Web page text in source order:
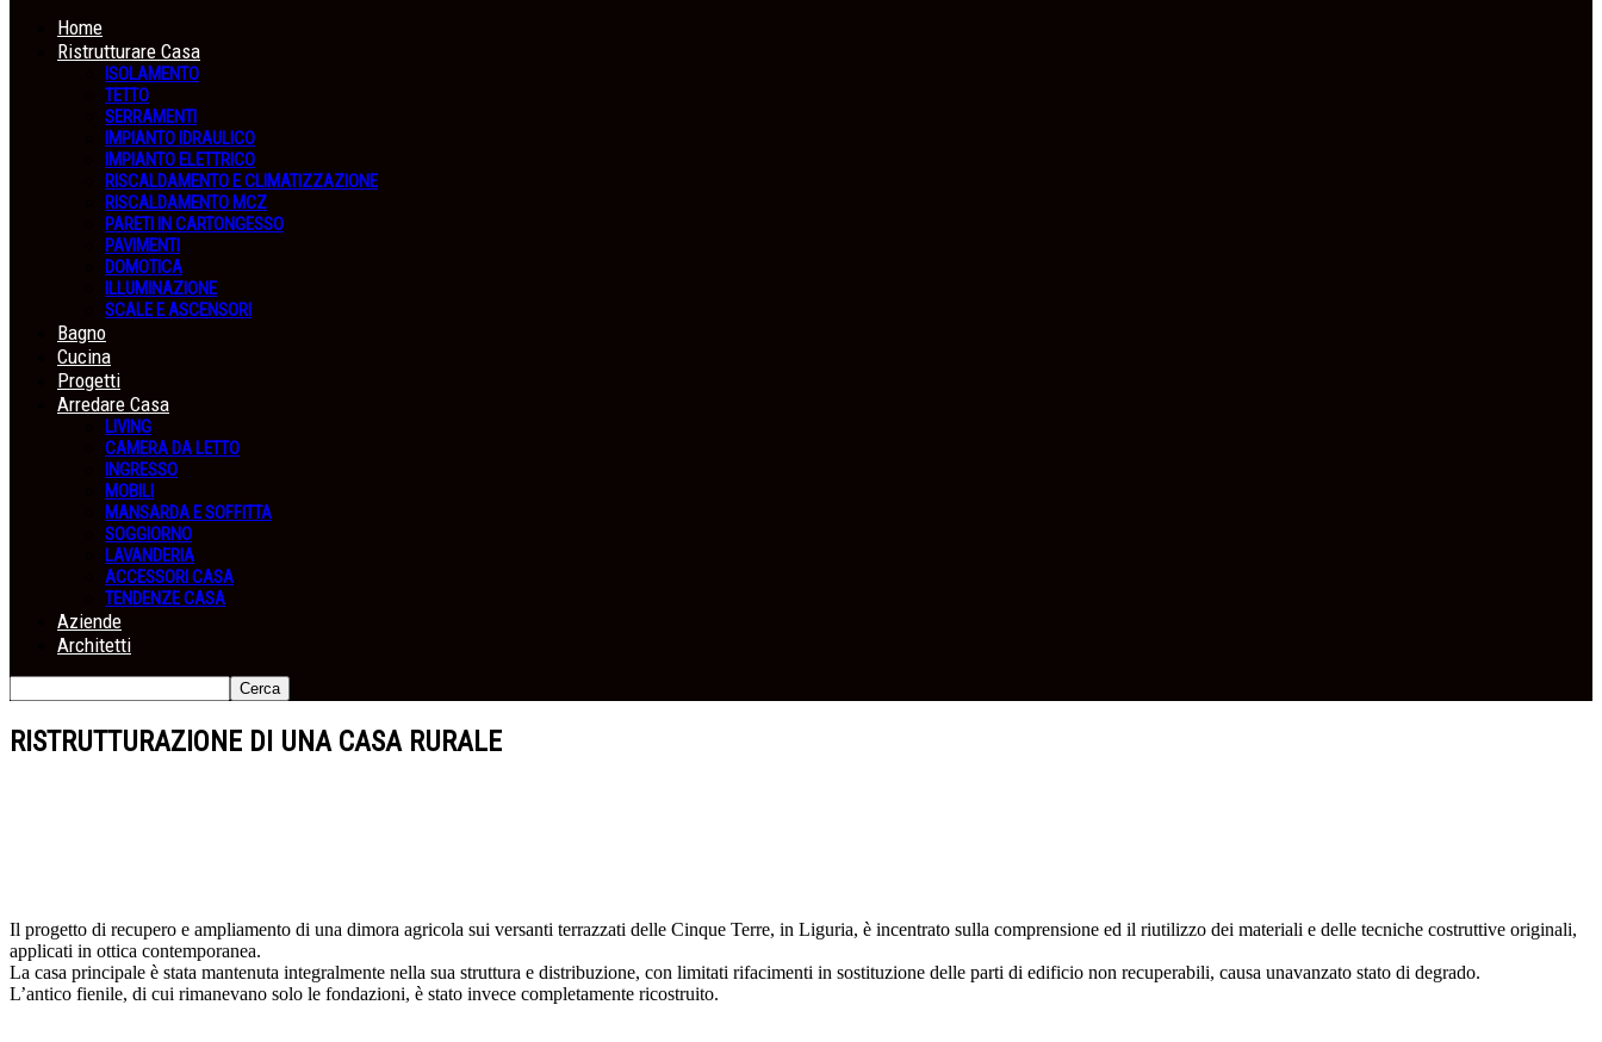
Home
Ristrutturare Casa
ISOLAMENTO
TETTO
SERRAMENTI
IMPIANTO IDRAULICO
IMPIANTO ELETTRICO
RISCALDAMENTO E CLIMATIZZAZIONE
RISCALDAMENTO MCZ
PARETI IN CARTONGESSO
PAVIMENTI
DOMOTICA
ILLUMINAZIONE
SCALE E ASCENSORI
Bagno
Cucina
Progetti
Arredare Casa
LIVING
CAMERA DA LETTO
INGRESSO
MOBILI
MANSARDA E SOFFITTA
SOGGIORNO
LAVANDERIA
ACCESSORI CASA
TENDENZE CASA
Aziende
Architetti
RISTRUTTURAZIONE DI UNA CASA RURALE
Il progetto di recupero e ampliamento di una dimora agricola sui versanti terrazzati delle Cinque Terre, in Liguria, è incentrato sulla comprensione ed il riutilizzo dei materiali e delle tecniche costruttive originali,
applicati in ottica contemporanea.
La casa principale è stata mantenuta integralmente nella sua struttura e distribuzione, con limitati rifacimenti in sostituzione delle parti di edificio non recuperabili, causa unavanzato stato di degrado.
L’antico fienile, di cui rimanevano solo le fondazioni, è stato invece completamente ricostruito.